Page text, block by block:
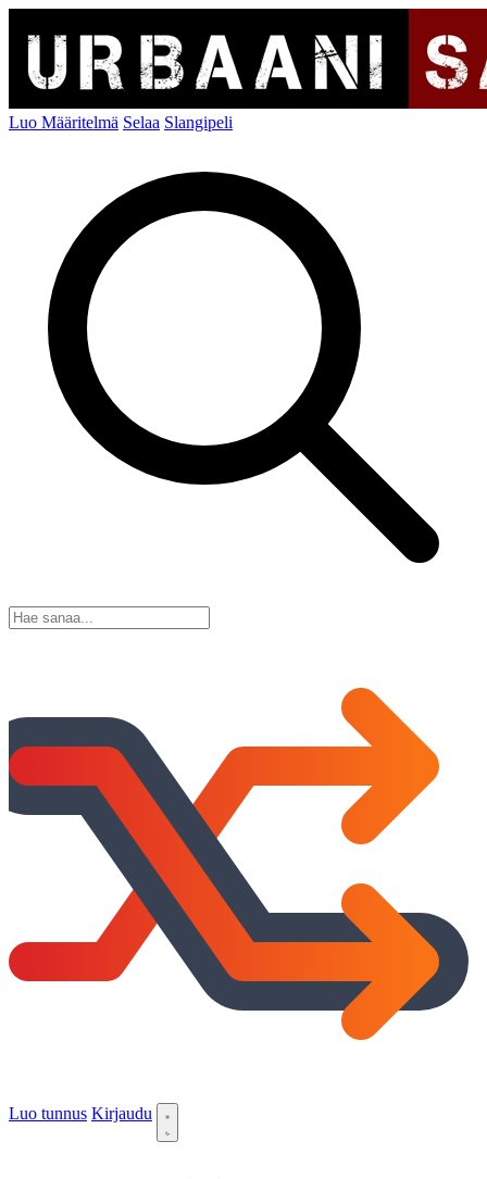
Luo Määritelmä Selaa Slangipeli
Luo tunnus Kirjaudu